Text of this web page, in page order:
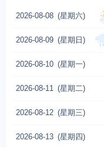
2026-08-08 (星期六)
2026-08-09 (星期日)
2026-08-10 (星期一)
2026-08-11 (星期二)
2026-08-12 (星期三)
2026-08-13 (星期四)